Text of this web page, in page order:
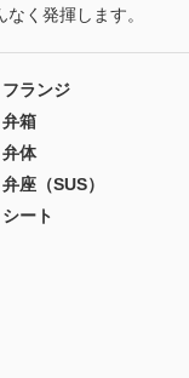
く発揮します。
フランジ
弁箱
弁体
弁座（SUS）
シート